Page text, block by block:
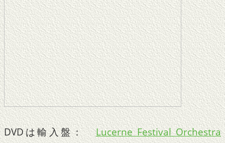
DVDは輸入盤：Lucerne Festival Orchestra